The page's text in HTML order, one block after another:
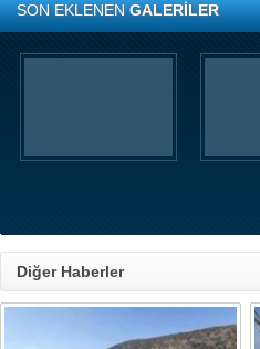
SON EKLENENGALERİLER
Diğer Haberler